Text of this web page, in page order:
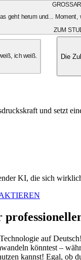
geht herum und...
ZUM
ich weiß.
Die
und setzt
KI, die sich
auf
könntest –
kannst! Egal, ob